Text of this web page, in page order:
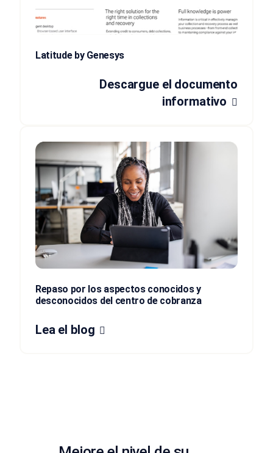
Latitude by Genesys
Descargue el documento
informativo
Repaso por los aspectos conocidos y
desconocidos del centro de cobranza
Lea el blog